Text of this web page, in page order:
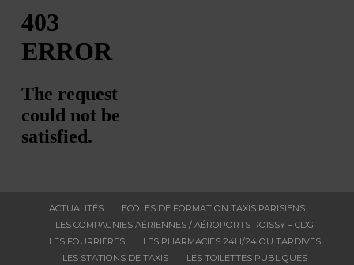
ACTUALITÉS
ECOLES DE FORMATION TAXIS PARISIENS
LES COMPAGNIES AÉRIENNES / AÉROPORTS ROISSY – CDG
LES FOURRIÈRES
LES PHARMACIES 24H/24 OU TARDIVES
LES STATIONS DE TAXIS
LES TOILETTES PUBLIQUES